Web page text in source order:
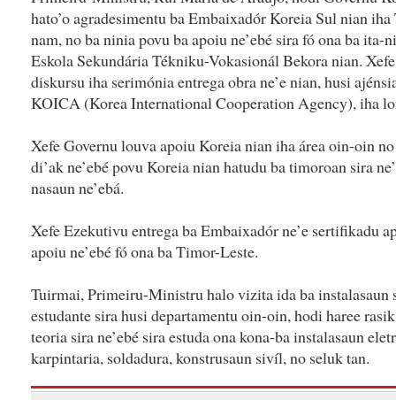
hato’o agradesimentu ba Embaixadór Koreia Sul nian
nam, no ba ninia povu ba apoiu ne’ebé sira fó ona ba ita-
Eskola Sekundária Tékniku-Vokasionál Bekora nian.
diskursu iha serimónia entrega obra ne’e nian, husi
KOICA (Korea International Cooperation Agency), iha
Xefe Governu louva apoiu Koreia nian iha área oin-oin
di’ak ne’ebé povu Koreia nian hatudu ba timoroan sira
nasaun ne’ebá.
Xefe Ezekutivu entrega ba Embaixadór ne’e sertifikadu
apoiu ne’ebé fó ona ba Timor-Leste.
Tuirmai, Primeiru-Ministru halo vizita ida ba instalasaun
estudante sira husi departamentu oin-oin, hodi haree
teoria sira ne’ebé sira estuda ona kona-ba instalasaun
karpintaria, soldadura, konstrusaun sivíl, no seluk tan.